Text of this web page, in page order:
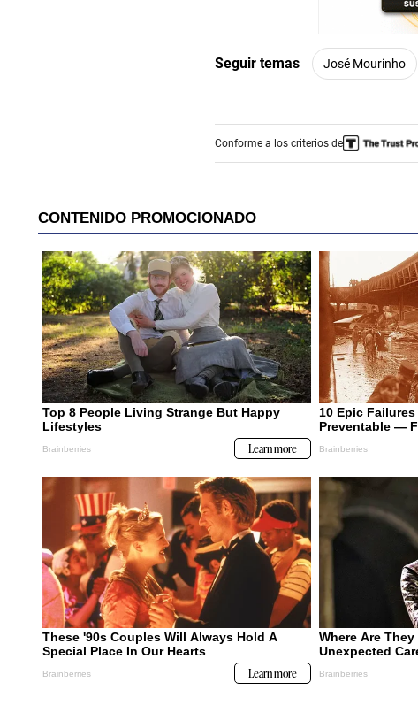
Seguir temas José Mourinho
Conforme a los criterios de